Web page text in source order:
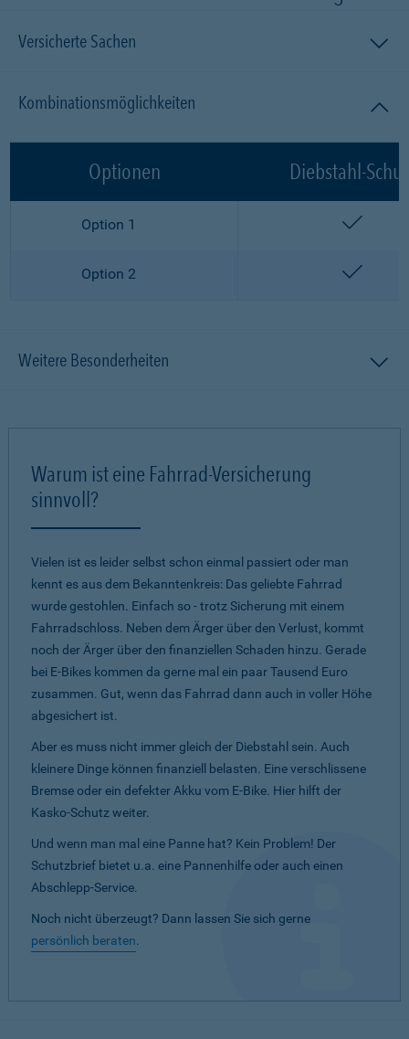
Versicherte Sachen
Kombinationsmöglichkeiten
Optionen Diebstahl-
Option 1
Option 2
Weitere Besonderheiten
Warum ist eine Fahrrad-Versicherung
sinnvoll?
Vielen ist es leider selbst schon einmal passiert oder man
kennt es aus dem Bekanntenkreis: Das geliebte Fahrrad
wurde gestohlen. Einfach so - trotz Sicherung mit einem
Fahrradschloss. Neben dem Ärger über den Verlust, kommt
noch der Ärger über den finanziellen Schaden hinzu. Gerade
bei E-Bikes kommen da gerne mal ein paar Tausend Euro
zusammen. Gut, wenn das Fahrrad dann auch in voller Höhe
abgesichert ist.
Aber es muss nicht immer gleich der Diebstahl sein. Auch
kleinere Dinge können finanziell belasten. Eine verschlissene
Bremse oder ein defekter Akku vom E-Bike. Hier hilft der
Kasko-Schutz weiter.
Und wenn man mal eine Panne hat? Kein Problem! Der
Schutzbrief bietet u.a. eine Pannenhilfe oder auch einen
Abschlepp-Service.
Noch nicht überzeugt? Dann lassen Sie sich gerne
persönlich beraten.